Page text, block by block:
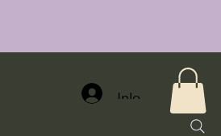
Inloggen